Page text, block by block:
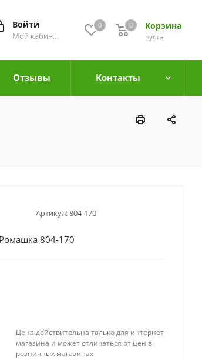
0 Корзина
0
пуста
0
Войти
Мой кабинет
Отзывы Контакты
Артикул:804-170
804-170
Цена действительна только для интернет-
магазина и может отличаться от цен в
розничных магазинах